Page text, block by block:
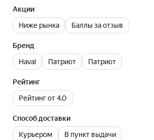
Акции
Ниже рынка
Баллы за отзыв
Бренд
Haval
Патриот Патриот
Рейтинг
Рейтинг от 4.0
Способ доставки
Курьером
В пункт выдачи